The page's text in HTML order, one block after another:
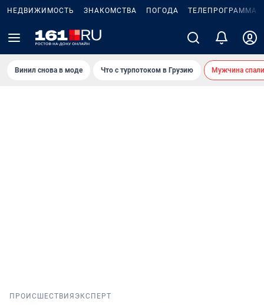
НЕДВИЖИМОСТЬ ЗНАКОМСТВА ПОГОДА ТЕЛЕПРОГРАММА
Винил снова в моде Что с турпотоком в Грузию Мужчина
ПРОИСШЕСТВИЯ ЭКСПЕРТ